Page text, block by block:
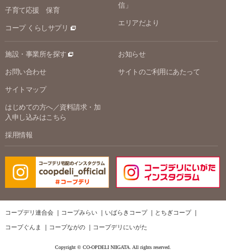
子育て応援 保育
コープ くらしサプリ
信」
エリアだより
施設・事業所を探す
お問い合わせ
サイトマップ
はじめての方へ／資料請求・加
入申し込みはこちら
採用情報
お知らせ
サイトのご利用にあたって
コープデリ連合会 コープみらい いばらきコープ とちぎコープ
コープぐんま コープながの コープデリにいがた
Copyright © CO-OPDELI NIIGATA. All rights reserved.